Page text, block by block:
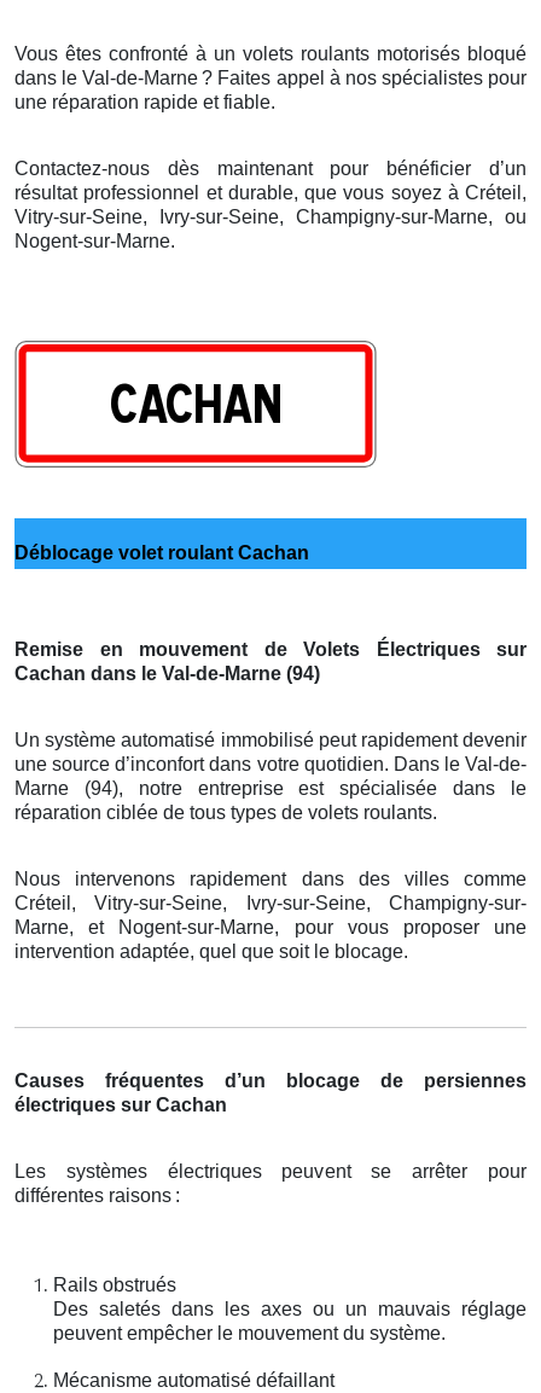
Vous êtes confronté à un volets roulants motorisés bloqué
dans le Val-de-Marne? Faites appel ànos spécialistes pour
une réparation rapide et fiable.
Contactez-nous dès maintenant pour bénéficier d’un
résultat professionnel et durable, que vous soyez à Créteil,
Vitry-sur-Seine, Ivry-sur-Seine, Champigny-sur-Marne, ou
Nogent-sur-Marne.
Déblocage volet roulant Cachan
Remise en mouvement de Volets Électriques sur
Cachan dans le Val-de-Marne (94)
Un système automatisé immobilisé peut rapidement devenir
une source d’inconfort dans votre quotidien. Dans le Val-de-
Marne (94), notre entreprise est spécialisée dans le
réparation ciblée de tous types de volets roulants.
Nous intervenons rapidement dans des villes comme
Créteil, Vitry-sur-Seine, Ivry-sur-Seine, Champigny-sur-
Marne, et Nogent-sur-Marne, pour vous proposer une
intervention adaptée, quel que soit le blocage.
Causes fréquentes d’un blocage de persiennes
électriques sur Cachan
Les systèmes électriques peuvent se arrêter pour
différentes raisons :
Rails obstrués
Des saletés dans les axes ou un mauvais réglage
peuvent empêcher le mouvement du système.
Mécanisme automatisé défaillant